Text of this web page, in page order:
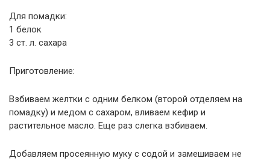
Для помадки:
1 белок
3 ст. л. сахара
Приготовление:
Взбиваем желтки с одним белком (второй отделяем на
помадку) и медом с сахаром, вливаем кефир и
растительное масло. Еще раз слегка взбиваем.
Добавляем просеянную муку с содой и замешиваем не